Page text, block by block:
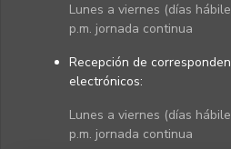
Lunes a viernes (días
p.m. jornada continua
Recepción de
electrónicos:
Lunes a viernes (días
p.m. jornada continua